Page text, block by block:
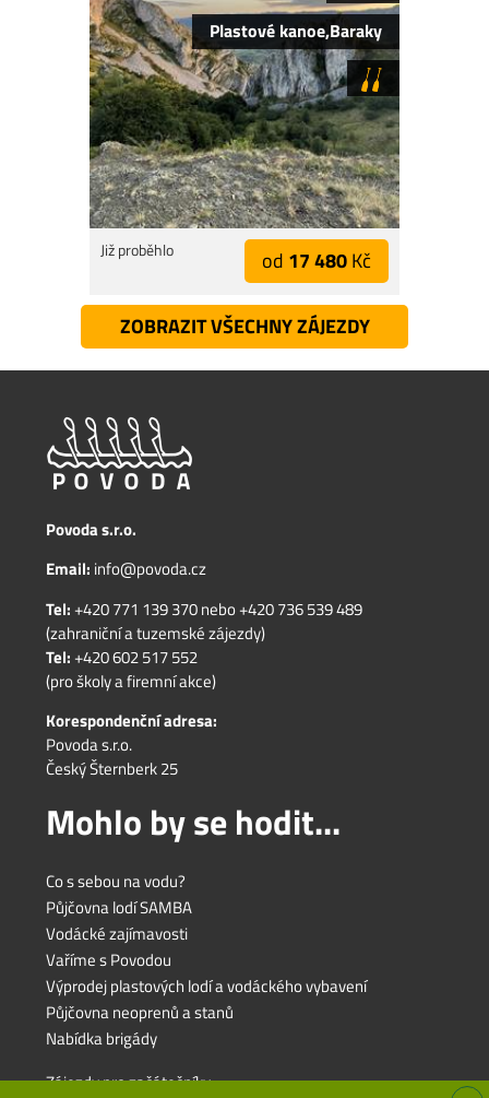
Plastové kanoe,Baraky
Již proběhlo od 17 480Kč
ZOBRAZIT VŠECHNY ZÁJEZDY
Povoda s.r.o.
Email: info@povoda.cz
Tel:+420 771 139 370nebo+420 736 539 489
(zahraniční a tuzemské zájezdy)
Tel:+420 602 517 552
(pro školy a firemní akce)
Korespondenční adresa:
Povoda s.r.o.
Český Šternberk 25
Mohlo by se hodit...
Co s sebou na vodu?
Půjčovna lodí SAMBA
Vodácké zajímavosti
Vaříme s Povodou
Výprodej plastových lodí a vodáckého vybavení
Půjčovna neoprenů a stanů
Nabídka brigády
Zájezdy pro začátečníky